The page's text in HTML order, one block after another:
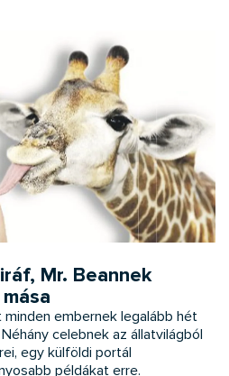
Mr. Beannek
embernek legalább hét
celebnek az állatvilágból
egy külföldi portál
példákat erre.